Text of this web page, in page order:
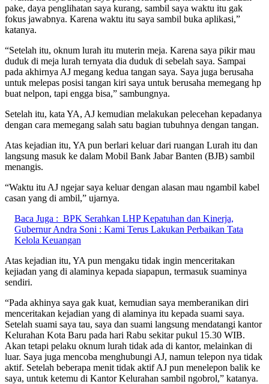
pake, daya penglihatan saya kurang, sambil saya waktu itu gak
fokus jawabnya. Karena waktu itu saya sambil buka aplikasi,”
katanya.
“Setelah itu, oknum lurah itu muterin meja. Karena saya pikir mau
duduk di meja lurah ternyata dia duduk di sebelah saya. Sampai
pada akhirnya AJ megang kedua tangan saya. Saya juga berusaha
untuk melepas posisi tangan kiri saya untuk berusaha memegang hp
buat nelpon, tapi engga bisa,” sambungnya.
Setelah itu, kata YA, AJ kemudian melakukan pelecehan kepadanya
dengan cara memegang salah satu bagian tubuhnya dengan tangan.
Atas kejadian itu, YA pun berlari keluar dari ruangan Lurah itu dan
langsung masuk ke dalam Mobil Bank Jabar Banten (BJB) sambil
menangis.
“Waktu itu AJ ngejar saya keluar dengan alasan mau ngambil kabel
casan yang di ambil,” ujarnya.
Baca Juga : BPK Serahkan LHP Kepatuhan dan Kinerja,
Gubernur Andra Soni : Kami Terus Lakukan Perbaikan Tata
Kelola Keuangan
Atas kejadian itu, YA pun mengaku tidak ingin menceritakan
kejiadan yang di alaminya kepada siapapun, termasuk suaminya
sendiri.
“Pada akhinya saya gak kuat, kemudian saya memberanikan diri
menceritakan kejadian yang di alaminya itu kepada suami saya.
Setelah suami saya tau, saya dan suami langsung mendatangi kantor
Kelurahan Kota Baru pada hari Rabu sekitar pukul 15.30 WIB.
Akan tetapi pelaku oknum lurah tidak ada di kantor, melainkan di
luar. Saya juga mencoba menghubungi AJ, namun telepon nya tidak
aktif. Setelah beberapa menit tidak aktif AJ pun menelepon balik ke
saya, untuk ketemu di Kantor Kelurahan sambil ngobrol,” katanya.